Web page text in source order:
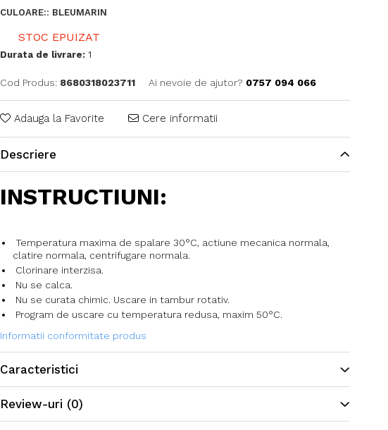
CULOARE:: BLEUMARIN
STOC EPUIZAT
Durata de livrare:1
Cod Produs: 8680318023711 Ai nevoie de ajutor? 0757 094 066
Adauga la Favorite Cere informatii
Descriere
INSTRUCTIUNI:
Temperatura maxima de spalare 30°C, actiune mecanica normala,
clatire normala, centrifugare normala.
Clorinare interzisa.
Nu se calca.
Nu se curata chimic. Uscare in tambur rotativ.
Program de uscare cu temperatura redusa, maxim 50°C.
Informatii conformitate produs
Caracteristici
Review-uri (0)